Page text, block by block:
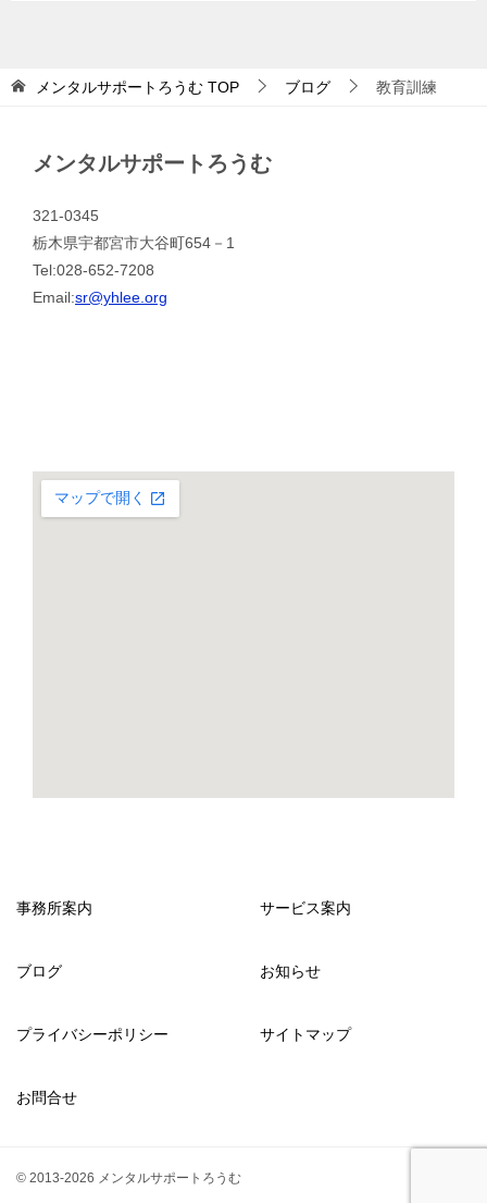
メンタルサポートろうむ TOP ブログ 教育訓練
メンタルサポートろうむ
321-0345
栃木県宇都宮市大谷町654－1
Tel:028-652-7208
Email:sr@yhlee.org
事務所案内 サービス案内
ブログ お知らせ
プライバシーポリシー サイトマップ
お問合せ
© 2013-2026 メンタルサポートろうむ